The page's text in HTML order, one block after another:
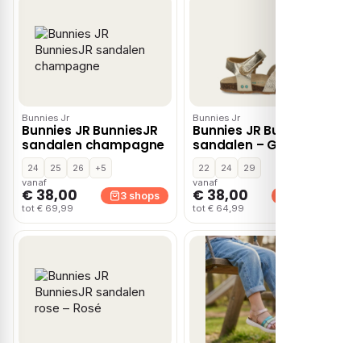
Bunnies Jr
Bunnies JR BunniesJR
sandalen champagne
24 25 26
+5
vanaf
€ 38,00
tot € 69,99
3 shops
Bunnies Jr
Bunnies JR BunniesJR
sandalen – Goud
22 24
29
vanaf
€ 38,00
tot € 64,99